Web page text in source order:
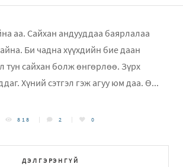
аа. Сайхан андууддаа баярлалаа
Би чадна хүүхдийн бие даан
тун сайхан болж өнгөрлөө. Зүрх
Хүний сэтгэл гэж агуу юм даа. Ө...
ДЭЛГЭРЭНГҮЙ
818 2 0